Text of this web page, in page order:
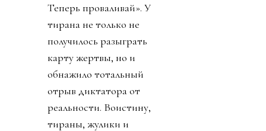
Теперь проваливай». У
тирана не только не
получилось разыграть
карту жертвы, но и
обнажило тотальный
отрыв диктатора от
реальности. Воистину,
тираны, жулики и